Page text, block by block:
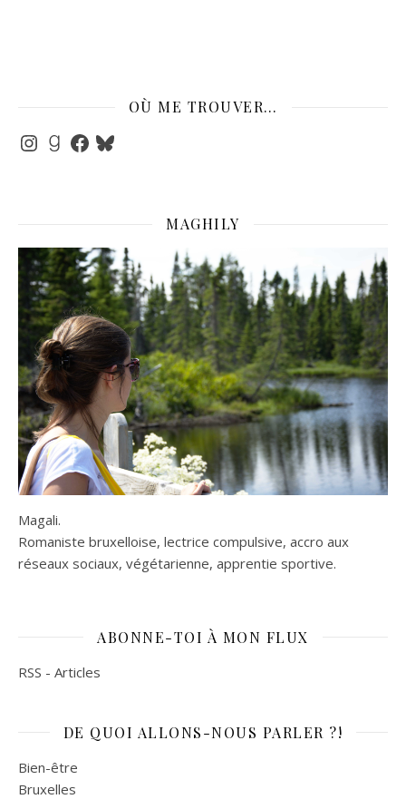
OÙ ME TROUVER…
Instagram
Goodreads
Facebook
Bluesky
MAGHILY
Magali.
Romaniste bruxelloise, lectrice compulsive, accro aux
réseaux sociaux, végétarienne, apprentie sportive.
ABONNE-TOI À MON FLUX
RSS - Articles
DE QUOI ALLONS-NOUS PARLER ?!
Bien-être
Bruxelles